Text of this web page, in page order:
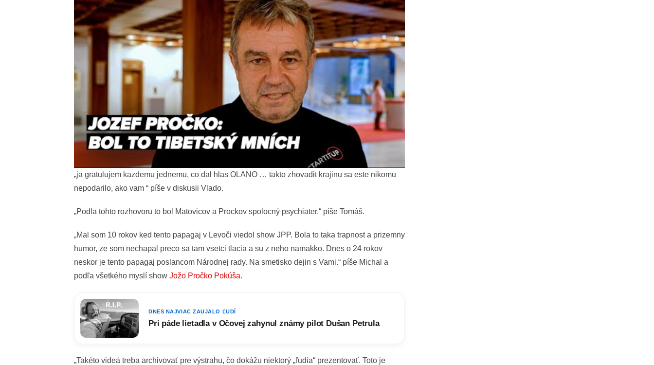
„ja gratulujem kazdemu jednemu, co dal hlas OLANO … takto zhovadit krajinu sa este nikomu
nepodarilo, ako vam “ píše v diskusii Vlado.
„Podla tohto rozhovoru to bol Matovicov a Prockov spolocný psychiater.“ píše Tomáš.
„Mal som 10 rokov ked tento papagaj v Levoči viedol show JPP. Bola to taka trapnost a prizemny
humor, ze som nechapal preco sa tam vsetci tlacia a su z neho namakko. Dnes o 24 rokov
neskor je tento papagaj poslancom Národnej rady. Na smetisko dejin s Vami.“ píše Michal a
podľa všetkého myslí show Jožo Pročko Pokúša.
DNES NAJVIAC ZAUJALO ĽUDÍ
Pri páde lietadla v Očovej zahynul známy pilot Dušan Petrula
„Takéto videá treba archivovať pre výstrahu, čo dokážu niektorý „ľudia“ prezentovať. Toto je